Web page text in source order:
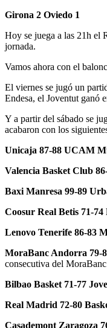
Girona 2 Oviedo 1
Hoy se juega a las 21h el
jornada.
Vamos ahora con el
El viernes se jugó un
Endesa, el Joventut ganó
Y a partir del sábado se
acabaron con los
Unicaja 87-88 UCAM
Valencia Basket Club
Baxi Manresa 99-89
Coosur Real Betis 71-
Lenovo Tenerife 86-83
MoraBanc Andorra 79-
consecutiva del
Bilbao Basket 71-77
Real Madrid 72-80
Casademont Zaragoza